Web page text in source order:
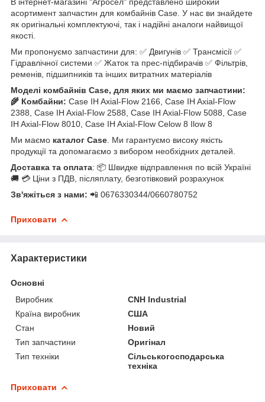
асортимент запчастин для комбайнів Case. У нас ви знайдете
як оригінальні комплектуючі, так і надійні аналоги найвищої
якості.
Ми пропонуємо запчастини для: ✅ Двигунів ✅ Трансмісії ✅
Гідравлічної системи ✅ Жаток та прес-підбирачів ✅ Фільтрів,
ременів, підшипників та інших витратних матеріалів
Моделі комбайнів Case, для яких ми маємо запчастини:
🌾 Комбайни: Case IH Axial-Flow 2166, Case IH Axial-Flow
2388, Case IH Axial-Flow 2588, Case IH Axial-Flow 5088, Case
IH Axial-Flow 8010, Case IH Axial-Flow Celow 8 Ilow 8
Ми маємо каталог Case . Ми гарантуємо високу якість
продукції та допомагаємо з вибором необхідних деталей.
Доставка та оплата: 📦 Швидке відправлення по всій Україні
🚚 💳 Ціни з ПДВ, післяплату, безготівковий розрахунок
Зв'яжіться з нами: 📲 0676330344/0660780752
Приховати
Характеристики
Основні
Виробник
CNH Industrial
Країна виробник
США
Стан
Новий
Тип запчастини
Оригінал
Тип техніки
Сільськогосподарська
техніка
Приховати